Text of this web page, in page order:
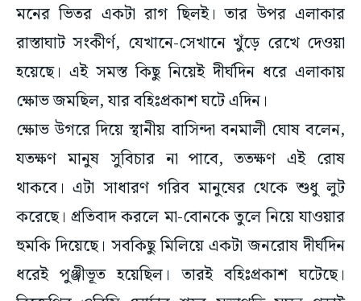
মনের ভিতর একটা রাগ ছিলই। তার উপর এলাকার
রাস্তাঘাট সংকীর্ণ, যেখানে-সেখানে খুঁড়ে রেখে দেওয়া
হয়েছে। এই সমস্ত কিছু নিয়েই দীর্ঘদিন ধরে এলাকায়
ক্ষোভ জমছিল, যার বহিঃপ্রকাশ ঘটে এদিন।
ক্ষোভ উগরে দিয়ে স্থানীয় বাসিন্দা বনমালী ঘোষ বলেন,
যতক্ষণ মানুষ সুবিচার না পাবে, ততক্ষণ এই রোষ
থাকবে। এটা সাধারণ গরিব মানুষের থেকে শুধু লুট
করেছে। প্রতিবাদ করলে মা-বোনকে তুলে নিয়ে যাওয়ার
হুমকি দিয়েছে। সবকিছু মিলিয়ে একটা জনরোষ দীর্ঘদিন
ধরেই পুঞ্জীভূত হয়েছিল। তারই বহিঃপ্রকাশ ঘটেছে।